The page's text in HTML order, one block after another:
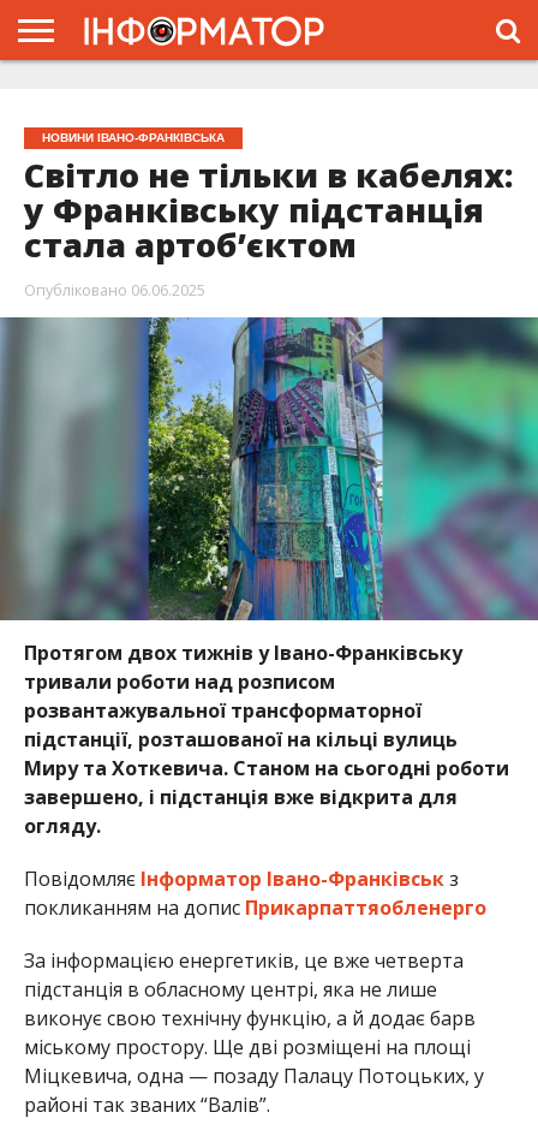
НОВИНИ ІВАНО-ФРАНКІВСЬКА
Світло не тільки в кабелях:
у Франківську підстанція
стала артоб’єктом
Опубліковано 06.06.2025
Протягом двох тижнів у Івано-Франківську
тривали роботи над розписом
розвантажувальної трансформаторної
підстанції, розташованої на кільці вулиць
Миру та Хоткевича. Станом на сьогодні роботи
завершено, і підстанція вже відкрита для
огляду.
Повідомляє Інформатор Івано-Франківськз
покликанням на допис Прикарпаттяобленерго
За інформацією енергетиків, це вже четверта
підстанція в обласному центрі, яка не лише
виконує свою технічну функцію, а й додає барв
міському простору. Ще дві розміщені на площі
Міцкевича, одна — позаду Палацу Потоцьких, у
районі так званих “Валів”.